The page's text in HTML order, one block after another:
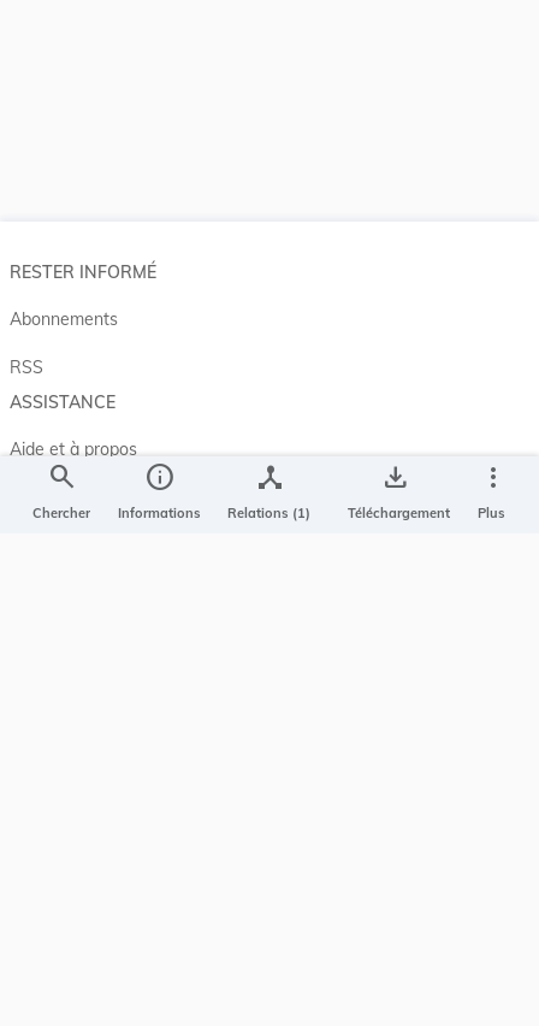
search
Chercher
info
Informations
device_hub
Relations (1)
save_alt
Téléchargement
more_vert
Plus
RESTER INFORMÉ
Abonnements
RSS
ASSISTANCE
Aide et à propos